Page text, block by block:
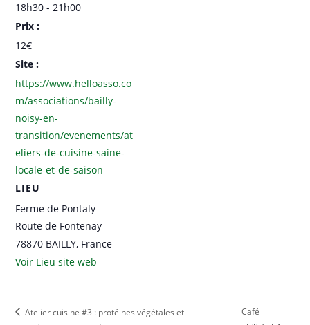
18h30 - 21h00
Prix :
12€
Site :
https://www.helloasso.co
m/associations/bailly-
noisy-en-
transition/evenements/at
eliers-de-cuisine-saine-
locale-et-de-saison
LIEU
Ferme de Pontaly
Route de Fontenay
78870 BAILLY, France
Voir Lieu site web
Atelier cuisine #3 : protéines végétales et
Café